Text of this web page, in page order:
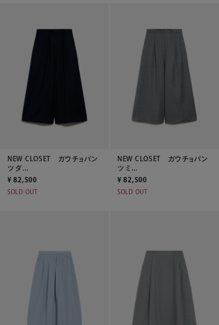
NEW CLOSET ガウチョパン
ツ ダ...
¥ 82,500
SOLD OUT
NEW CLOSET ガウチョパン
ツ ミ...
¥ 82,500
SOLD OUT